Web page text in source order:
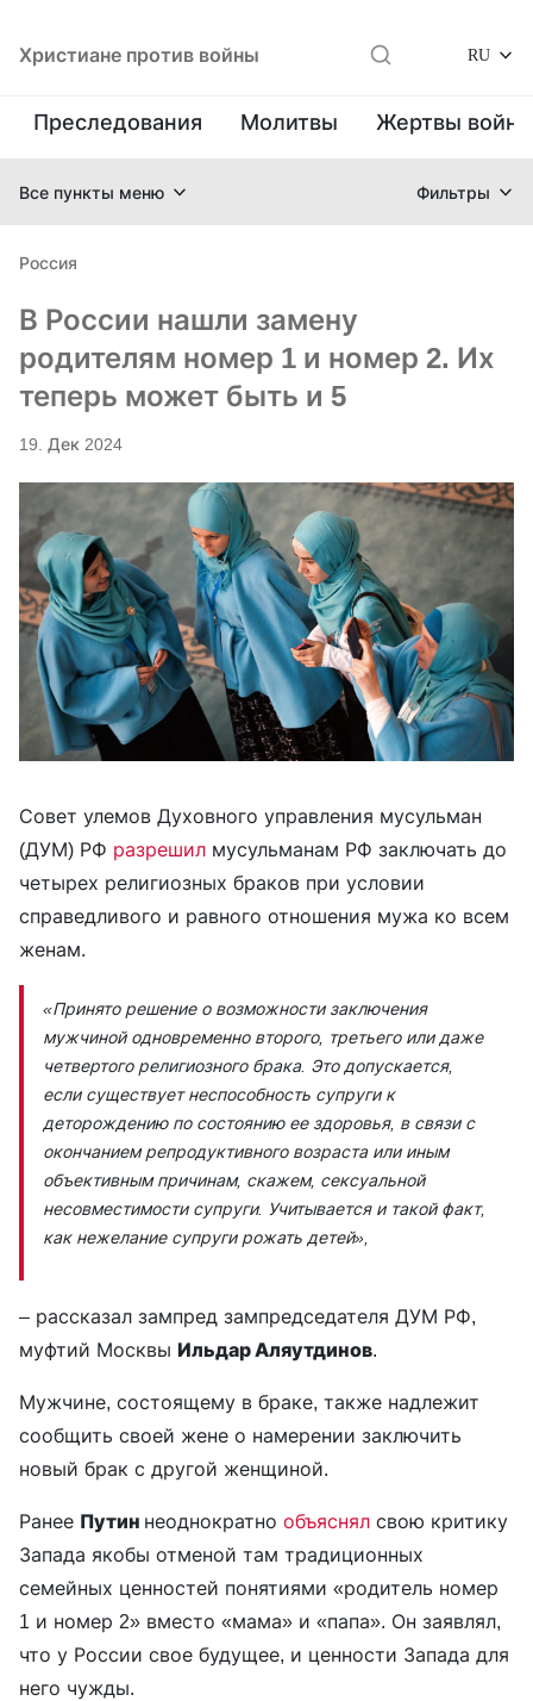
Христиане против войны RU
Преследования Молитвы Жертвы
Все пункты меню Фильтры
Россия
В России нашли замену
родителям номер 1 и номер 2. Их
теперь может быть и 5
19. Дек 2024
Совет улемов Духовного управления мусульман
(ДУМ) РФ разрешил мусульманам РФ заключать до
четырех религиозных браков при условии
справедливого и равного отношения мужа ко всем
женам.
«Принято решение о возможности заключения
мужчиной одновременно второго, третьего или даже
четвертого религиозного брака. Это допускается,
если существует неспособность супруги к
деторождению по состоянию ее здоровья, в связи с
окончанием репродуктивного возраста или иным
объективным причинам, скажем, сексуальной
несовместимости супруги. Учитывается и такой факт,
как нежелание супруги рожать детей»,
– рассказал зампред зампредседателя ДУМ РФ,
муфтий Москвы Ильдар Аляутдинов.
Мужчине, состоящему в браке, также надлежит
сообщить своей жене о намерении заключить
новый брак с другой женщиной.
Ранее Путин неоднократно объяснял свою критику
Запада якобы отменой там традиционных
семейных ценностей понятиями «родитель номер
1 и номер 2» вместо «мама» и «папа». Он заявлял,
что у России свое будущее, и ценности Запада для
него чужды.